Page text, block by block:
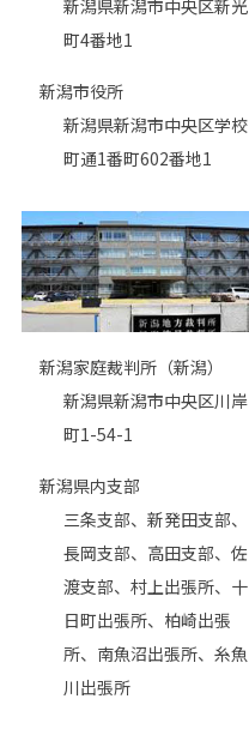
新潟県新潟市中央区新光
町4番地1
新潟市役所
新潟県新潟市中央区学校
町通1番町602番地1
新潟家庭裁判所（新潟）
新潟県新潟市中央区川岸
町1-54-1
新潟県内支部
三条支部、新発田支部、
長岡支部、高田支部、佐
渡支部、村上出張所、十
日町出張所、柏崎出張
所、南魚沼出張所、糸魚
川出張所